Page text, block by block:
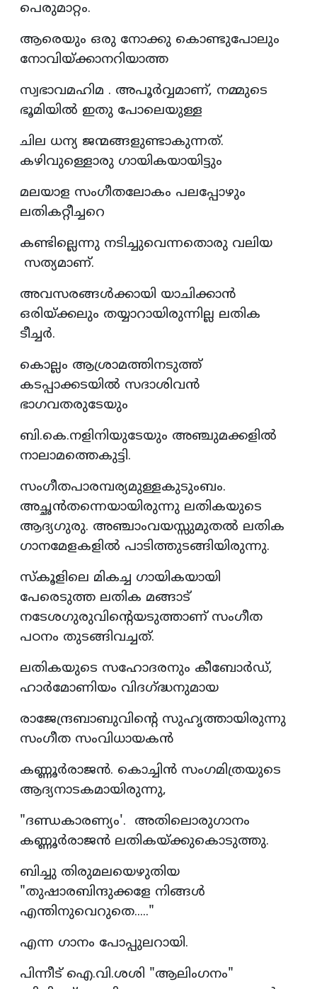
പെരുമാറ്റം.
ആരെയും ഒരു നോക്കു കൊണ്ടുപോലും
നോവിയ്ക്കാനറിയാത്ത
സ്വഭാവമഹിമ . അപൂർവ്വമാണ്, നമ്മുടെ
ഭൂമിയിൽ ഇതു പോലെയുള്ള
ചില ധന്യ ജന്മങ്ങളുണ്ടാകുന്നത്.
കഴിവുള്ളൊരു ഗായികയായിട്ടും
മലയാള സംഗീതലോകം പലപ്പോഴും
ലതികറ്റീച്ചറെ
കണ്ടില്ലെന്നു നടിച്ചുവെന്നതൊരു വലിയ
സത്യമാണ്.
അവസരങ്ങള്‍ക്കായി യാചിക്കാന്‍
ഒരിയ്ക്കലും തയ്യാറായിരുന്നില്ല ലതിക
ടീച്ചർ.
കൊല്ലം ആശ്രാമത്തിനടുത്ത്
കടപ്പാക്കടയിൽ സദാശിവൻ
ഭാഗവതരുടേയും
ബി.കെ.നളിനിയുടേയും അഞ്ചുമക്കളിൽ
നാലാമത്തെകുട്ടി.
സംഗീതപാരമ്പര്യമുള്ളകുടുംബം.
അച്ഛൻതന്നെയായിരുന്നു ലതികയുടെ
ആദ്യഗുരു. അഞ്ചാംവയസ്സുമുതൽ ലതിക
ഗാനമേളകളിൽ പാടിത്തുടങ്ങിയിരുന്നു.
സ്കൂളിലെ മികച്ച ഗായികയായി
പേരെടുത്ത ലതിക മങ്ങാട്
നടേശഗുരുവിന്റെയടുത്താണ് സംഗീത
പഠനം തുടങ്ങിവച്ചത്.
ലതികയുടെ സഹോദരനും കീബോർഡ്,
ഹാർമോണിയം വിദഗ്ദ്ധനുമായ
രാജേന്ദ്രബാബുവിന്റെ സുഹൃത്തായിരുന്നു
സംഗീത സംവിധായകൻ
കണ്ണൂർരാജൻ. കൊച്ചിൻ സംഗമിത്രയുടെ
ആദ്യനാടകമായിരുന്നു,
"ദണ്ഡകാരണ്യം'. അതിലൊരുഗാനം
കണ്ണൂർരാജൻ ലതികയ്ക്കുകൊടുത്തു.
ബിച്ചു തിരുമലയെഴുതിയ
"തുഷാരബിന്ദുക്കളേ നിങ്ങൾ
എന്തിനുവെറുതെ....."
എന്ന ഗാനം പോപ്പുലറായി.
പിന്നീട് ഐ.വി.ശശി "ആലിംഗനം"